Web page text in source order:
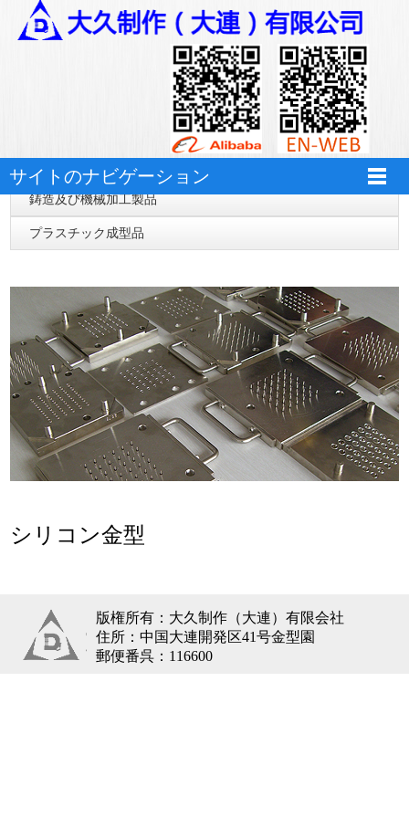
万搏体育
サイトのナビゲーション
自動化設備
鋳造及び機械加工製品
プラスチック成型品
シリコン金型
版権所有：大久制作（大連）有限会社
住所：中国大連開発区41号金型園
郵便番呉：116600